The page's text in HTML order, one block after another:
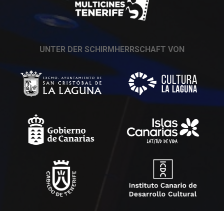
UNTER DER SCHIRMHERRSCHAFT VON